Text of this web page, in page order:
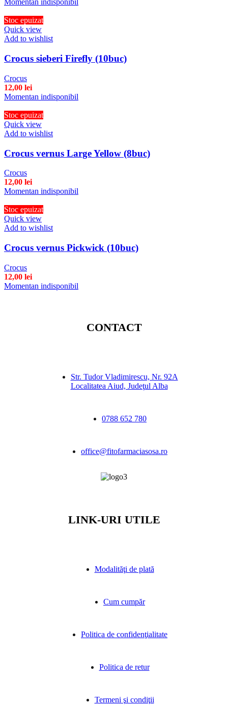
Momentan indisponibil
Stoc epuizat
Quick view
Add to wishlist
Crocus sieberi Firefly (10buc)
Crocus
12,00 lei
Momentan indisponibil
Stoc epuizat
Quick view
Add to wishlist
Crocus vernus Large Yellow (8buc)
Crocus
12,00 lei
Momentan indisponibil
Stoc epuizat
Quick view
Add to wishlist
Crocus vernus Pickwick (10buc)
Crocus
12,00 lei
Momentan indisponibil
CONTACT
Str. Tudor Vladimirescu, Nr. 92A
Localitatea Aiud, Judeţul Alba
0788 652 780
office@fitofarmaciasosa.ro
LINK-URI UTILE
Modalităţi de plată
Cum cumpăr
Politica de confidenţialitate
Politica de retur
Termeni şi condiţii